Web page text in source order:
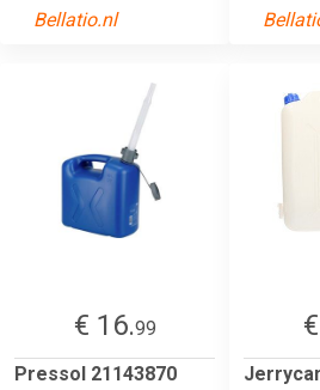
Bellatio.nl
€ 16.99
Pressol 21143870